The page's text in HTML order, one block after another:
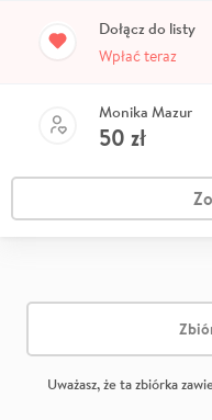
Dołącz do listy
Wpłać teraz
Monika Mazur
50 zł
Uważasz, że ta zbiórka